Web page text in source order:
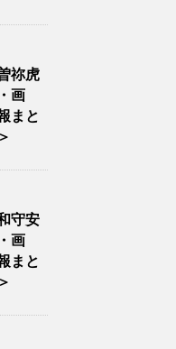
祢虎
画
まと
守安
画
まと